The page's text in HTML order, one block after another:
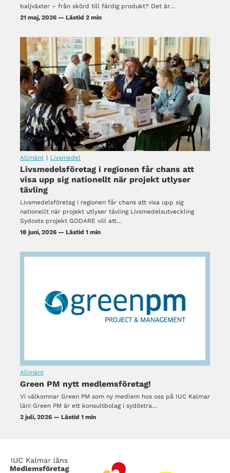
baljväxter – från skörd till färdig produkt? Det är…
21 maj, 2026 — Lästid 2 min
Allmänt | Livsmedel
Livsmedelsföretag i regionen får chans att
visa upp sig nationellt när projekt utlyser
tävling
Livsmedelsföretag i regionen får chans att visa upp sig
nationellt när projekt utlyser tävling Livsmedelsutveckling
Sydosts projekt GODARE vill att…
18 juni, 2026 — Lästid 1 min
Allmänt
Green PM nytt medlemsföretag!
Vi välkomnar Green PM som ny medlem hos oss på IUC Kalmar
län! Green PM är ett konsultbolag i sydöstra…
2 juli, 2026 — Lästid 1 min